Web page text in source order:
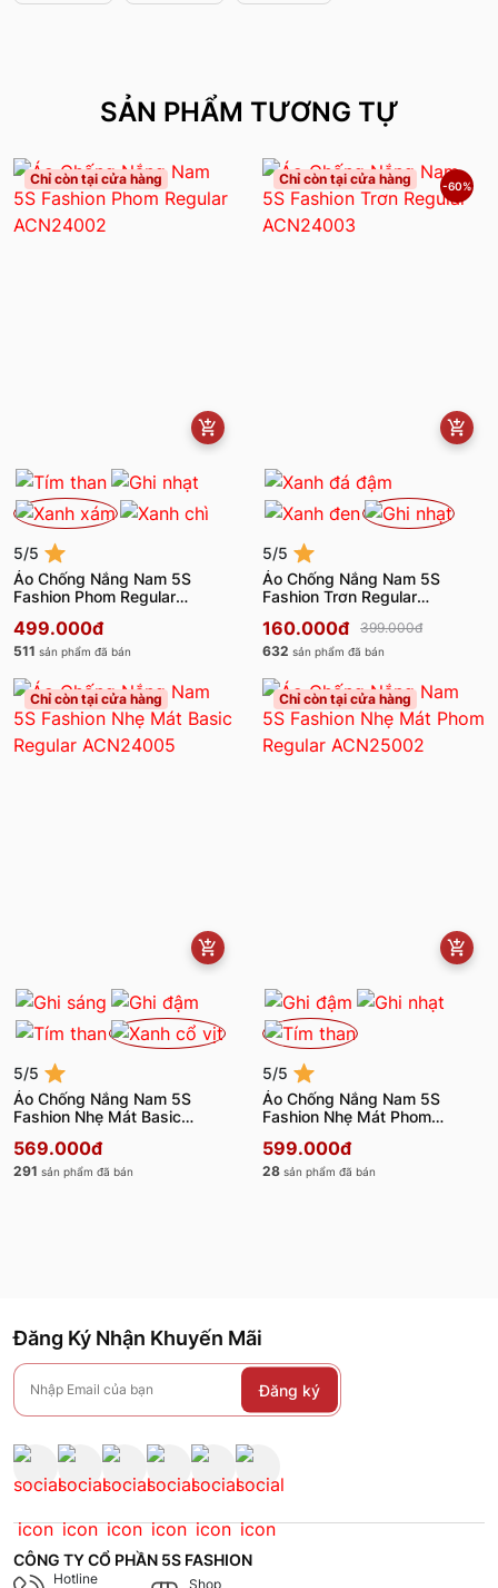
SẢN PHẨM TƯƠNG TỰ
Chỉ còn tại cửa hàng
5/5
Áo Chống Nắng Nam 5S
Fashion Phom Regular
499.000đ
511 sản phẩm đã bán
Chỉ còn tại cửa hàng -60%
5/5
Áo Chống Nắng Nam 5S
Fashion Trơn Regular
160.000đ
399.000đ
632 sản phẩm đã bán
Chỉ còn tại cửa hàng
5/5
Áo Chống Nắng Nam 5S
Fashion Nhẹ Mát Basic
569.000đ
291 sản phẩm đã bán
Chỉ còn tại cửa hàng
5/5
Áo Chống Nắng Nam 5S
Fashion Nhẹ Mát Phom
599.000đ
28 sản phẩm đã bán
Đăng Ký Nhận Khuyến Mãi
Đăng ký
CÔNG TY CỔ PHẦN 5S FASHION
Hotline Shop